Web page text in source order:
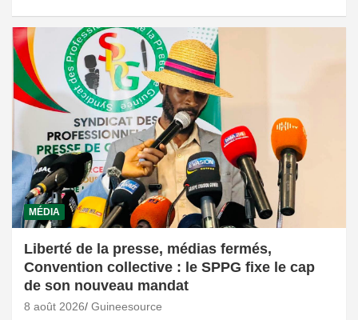
MÉDIA
Liberté de la presse, médias fermés,
Convention collective : le SPPG fixe le cap
de son nouveau mandat
8 août 2026 Guineesource